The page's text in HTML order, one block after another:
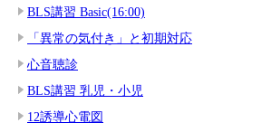
BLS講習 Basic(16:00)
「異常の気付き」と初期対応
心音聴診
BLS講習 乳児・小児
12誘導心電図